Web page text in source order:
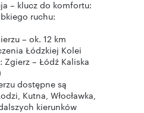
– klucz do komfortu:
ruchu:
– ok. 12 km
Łódzkiej Kolei
– Łódź Kaliska
dostępne są
Kutna, Włocławka,
kierunków